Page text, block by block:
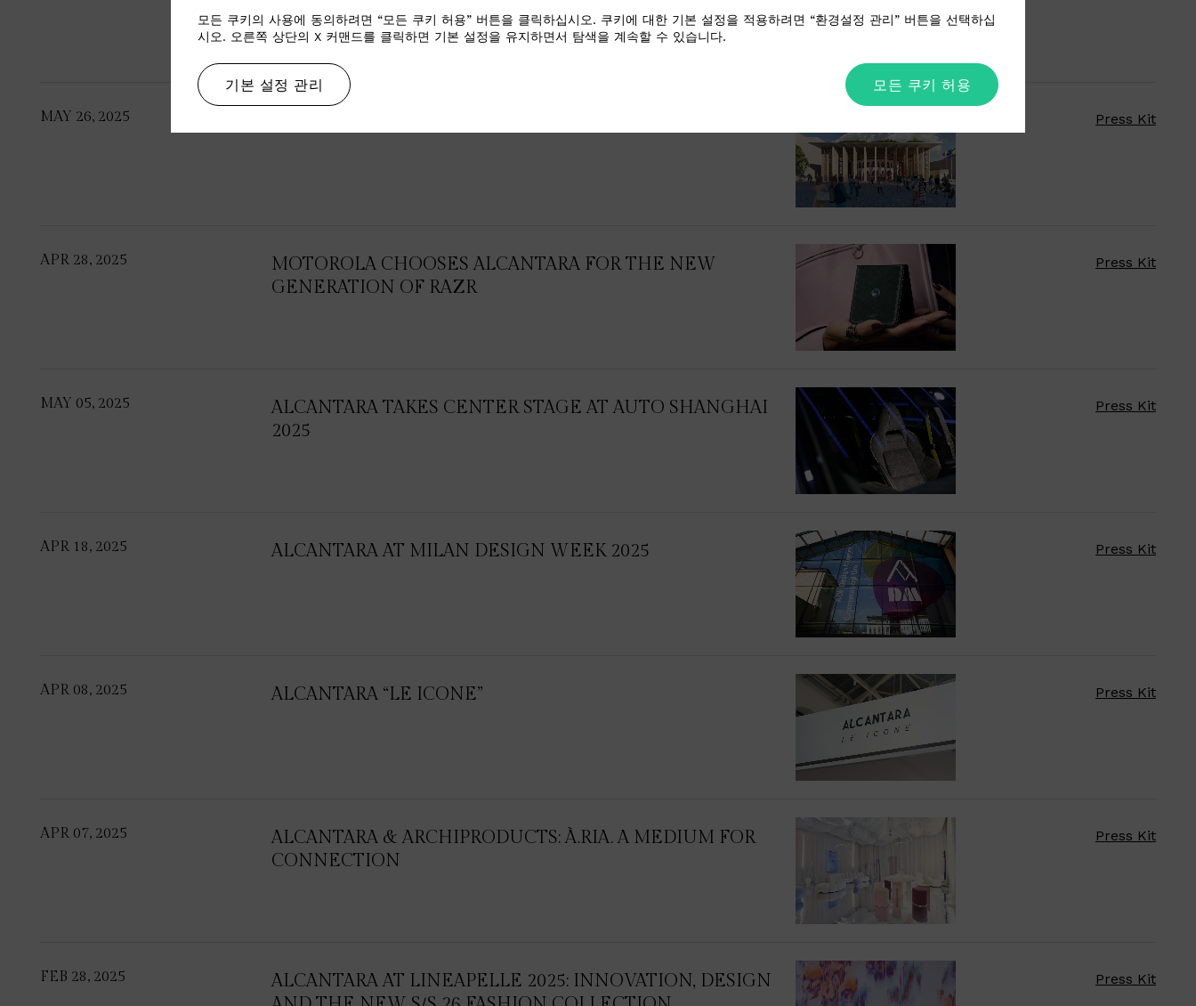
MAY 26, 2025 Press Kit
APR 28, 2025
MOTOROLA CHOOSES ALCANTARA FOR THE NEW
GENERATION OF RAZR
Press Kit
MAY 05, 2025
ALCANTARA TAKES CENTER STAGE AT AUTO SHANGHAI
2025
Press Kit
APR 18, 2025 ALCANTARA AT MILAN DESIGN WEEK 2025 Press Kit
APR 08, 2025 ALCANTARA “LE ICONE” Press Kit
APR 07, 2025
ALCANTARA & ARCHIPRODUCTS: À.RIA. A MEDIUM FOR
CONNECTION
Press Kit
FEB 28, 2025
ALCANTARA AT LINEAPELLE 2025: INNOVATION, DESIGN
Press Kit
모든 쿠키의 사용에 동의하려면 “모든 쿠키 허용” 버튼을 클릭하십시오. 쿠키에 대한 기본 설정을 적용하려면 “환경설정 관리” 버튼을 선택하십
시오. 오른쪽 상단의 X 커맨드를 클릭하면 기본 설정을 유지하면서 탐색을 계속할 수 있습니다.
모든 쿠키 허용
기본 설정 관리